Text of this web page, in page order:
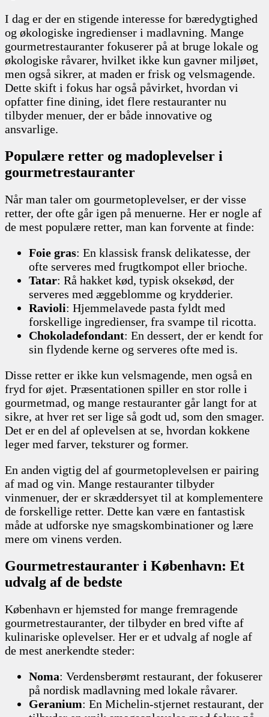
I dag er der en stigende interesse for bæredygtighed
og økologiske ingredienser i madlavning. Mange
gourmetrestauranter fokuserer på at bruge lokale og
økologiske råvarer, hvilket ikke kun gavner miljøet,
men også sikrer, at maden er frisk og velsmagende.
Dette skift i fokus har også påvirket, hvordan vi
opfatter fine dining, idet flere restauranter nu
tilbyder menuer, der er både innovative og
ansvarlige.
Populære retter og madoplevelser i
gourmetrestauranter
Når man taler om gourmetoplevelser, er der visse
retter, der ofte går igen på menuerne. Her er nogle af
de mest populære retter, man kan forvente at finde:
Foie gras: En klassisk fransk delikatesse, der
ofte serveres med frugtkompot eller brioche.
Tatar: Rå hakket kød, typisk oksekød, der
serveres med æggeblomme og krydderier.
Ravioli: Hjemmelavede pasta fyldt med
forskellige ingredienser, fra svampe til ricotta.
Chokoladefondant: En dessert, der er kendt for
sin flydende kerne og serveres ofte med is.
Disse retter er ikke kun velsmagende, men også en
fryd for øjet. Præsentationen spiller en stor rolle i
gourmetmad, og mange restauranter går langt for at
sikre, at hver ret ser lige så godt ud, som den smager.
Det er en del af oplevelsen at se, hvordan kokkene
leger med farver, teksturer og former.
En anden vigtig del af gourmetoplevelsen er pairing
af mad og vin. Mange restauranter tilbyder
vinmenuer, der er skræddersyet til at komplementere
de forskellige retter. Dette kan være en fantastisk
måde at udforske nye smagskombinationer og lære
mere om vinens verden.
Gourmetrestauranter i København: Et
udvalg af de bedste
København er hjemsted for mange fremragende
gourmetrestauranter, der tilbyder en bred vifte af
kulinariske oplevelser. Her er et udvalg af nogle af
de mest anerkendte steder:
Noma: Verdensberømt restaurant, der fokuserer
på nordisk madlavning med lokale råvarer.
Geranium: En Michelin-stjernet restaurant, der